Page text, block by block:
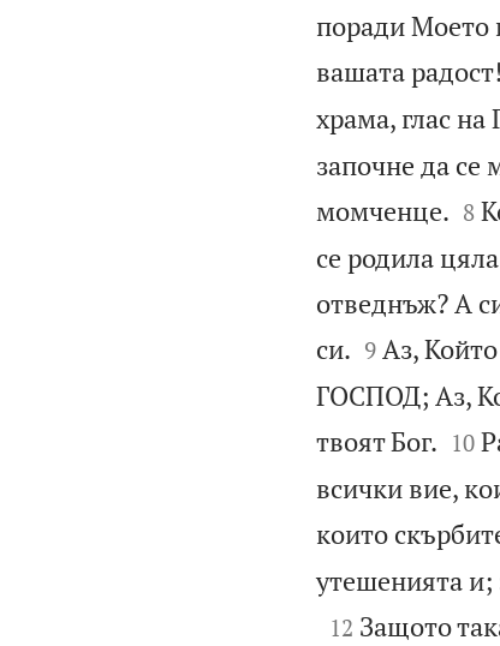
поради Моето
вашата
храма, глас
започне да се
момченце.
8
се родила
отведнъж? А
си.
9 Аз,
ГОСПОД; Аз,
твоят Бог.
10
всички вие,
които
утешенията и;

12 Защото